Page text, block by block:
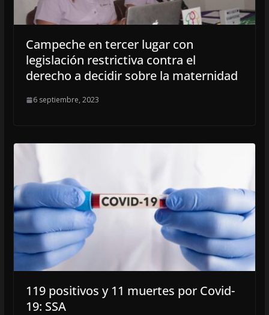
Campeche en tercer lugar con
legislación restrictiva contra el
derecho a decidir sobre la maternidad
6 septiembre, 2023
119 positivos y 11 muertes por Covid-
19: SSA